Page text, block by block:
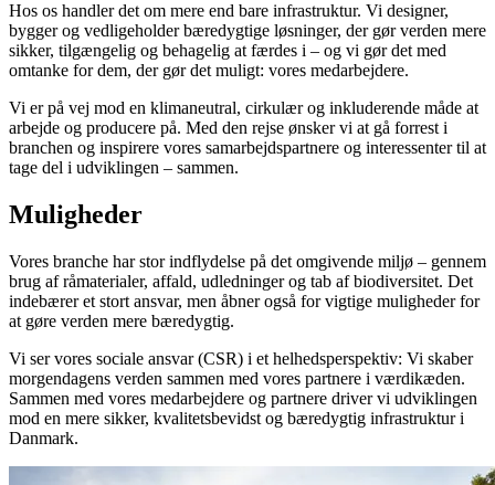
Hos os handler det om mere end bare infrastruktur. Vi designer,
bygger og vedligeholder bæredygtige løsninger, der gør verden mere
sikker, tilgængelig og behagelig at færdes i – og vi gør det med
omtanke for dem, der gør det muligt: vores medarbejdere.
Vi er på vej mod en klimaneutral, cirkulær og inkluderende måde at
arbejde og producere på. Med den rejse ønsker vi at gå forrest i
branchen og inspirere vores samarbejdspartnere og interessenter til at
tage del i udviklingen – sammen.
Muligheder
Vores branche har stor indflydelse på det omgivende miljø – gennem
brug af råmaterialer, affald, udledninger og tab af biodiversitet. Det
indebærer et stort ansvar, men åbner også for vigtige muligheder for
at gøre verden mere bæredygtig.
Vi ser vores sociale ansvar (CSR) i et helhedsperspektiv: Vi skaber
morgendagens verden sammen med vores partnere i værdikæden.
Sammen med vores medarbejdere og partnere driver vi udviklingen
mod en mere sikker, kvalitetsbevidst og bæredygtig infrastruktur i
Danmark.